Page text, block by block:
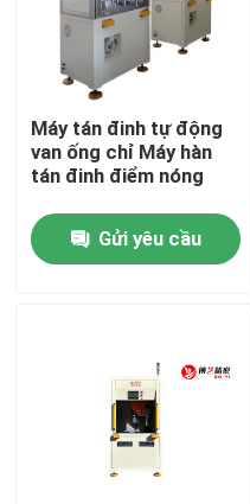
Về chúng tôi
Tham quan nhà máy
Kiểm soát chất lượng
Liên hệ chúng tôi
Máy hàn tấm nóng
Máy tán đinh tự động
van ống chỉ Máy hàn
tán đinh điểm nóng
Gửi yêu cầu